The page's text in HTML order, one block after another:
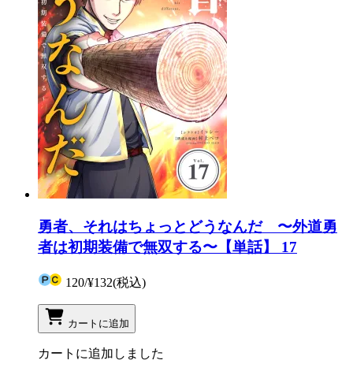
勇者、それはちょっとどうなんだ 〜外道勇
者は初期装備で無双する〜【単話】 17
120/¥132(税込)
カートに追加
カートに追加しました